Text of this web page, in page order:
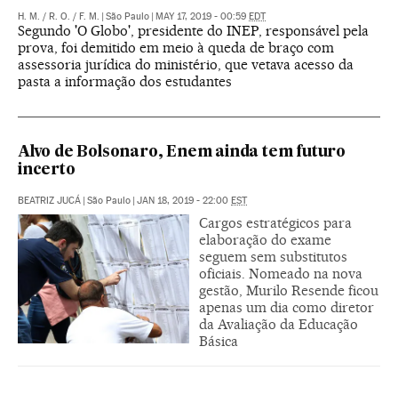
H. M. / R. O. / F. M. São Paulo MAY 17, 2019 - 00:59 EDT
Segundo 'O Globo', presidente do INEP, responsável pela
prova, foi demitido em meio à queda de braço com
assessoria jurídica do ministério, que vetava acesso da
pasta a informação dos estudantes
Alvo de Bolsonaro, Enem ainda tem futuro
incerto
BEATRIZ JUCÁ São Paulo JAN 18, 2019 - 22:00 EST
Cargos estratégicos para
elaboração do exame
seguem sem substitutos
oficiais. Nomeado na nova
gestão, Murilo Resende ficou
apenas um dia como diretor
da Avaliação da Educação
Básica